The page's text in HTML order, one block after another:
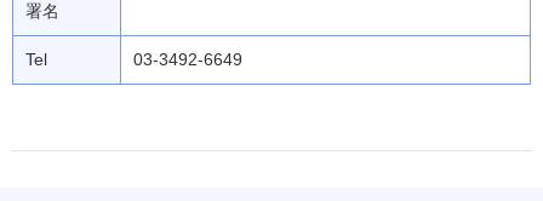
署名
Tel 03-3492-6649